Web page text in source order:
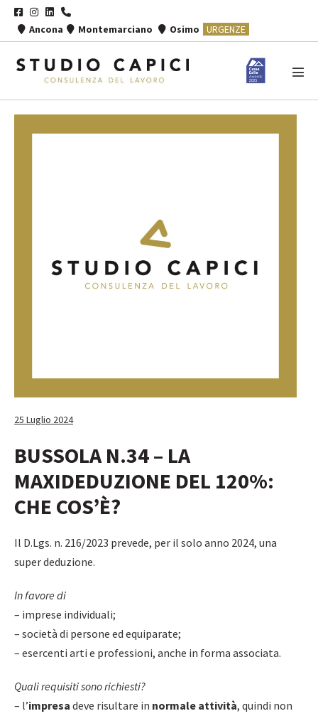
Salta
Ancona Montemarciano Osimo URGENZE
25 Luglio 2024
BUSSOLA N.34 – LA
MAXIDEDUZIONE DEL 120%:
CHE COS’È?
Il D.Lgs. n. 216/2023 prevede, per il solo anno 2024, una
super deduzione.
In favore di
– imprese individuali;
– società di persone ed equiparate;
– esercenti arti e professioni, anche in forma associata.
Quali requisiti sono richiesti?
– l’impresa deve risultare in normale attività, quindi non